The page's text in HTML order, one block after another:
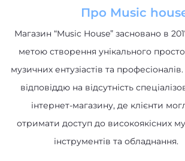
Про Music
Магазин “Music House” засновано в
метою створення унікального
музичних ентузіастів та
відповіддю на відсутність
інтернет-магазину, де клієнти
отримати доступ до високоякісних
інструментів та обладнання.